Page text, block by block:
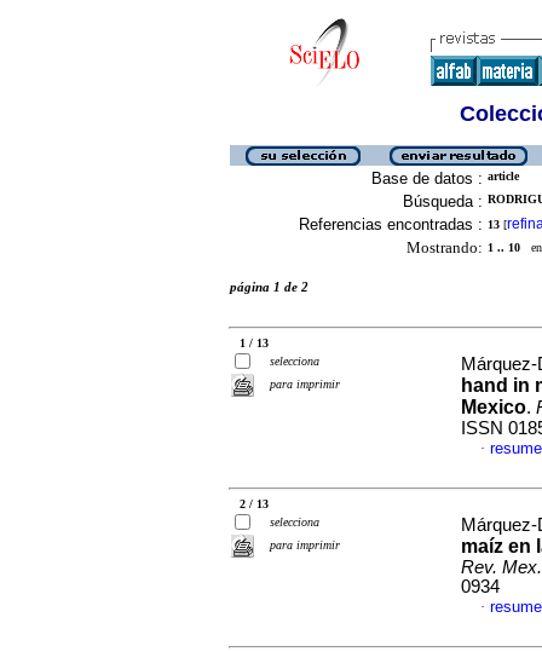
Base de datos : article
Búsqueda :
Referencias encontradas : 13 [
Mostrando: 1 .. 10 en
página 1 de 2
1 / 13
selecciona
para imprimir
hand in
Mexico.
ISSN
·
2 / 13
selecciona
para imprimir
maíz en
Rev.
0934
·